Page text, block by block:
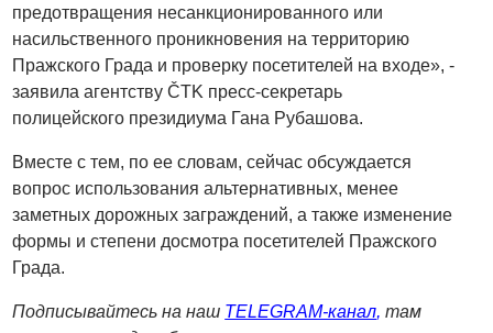
предотвращения несанкционированного или
насильственного проникновения на территорию
Пражского Града и проверку посетителей на входе», -
заявила агентству ČTK пресс-секретарь
полицейского президиума Гана Рубашова.
Вместе с тем, по ее словам, сейчас обсуждается
вопрос использования альтернативных, менее
заметных дорожных заграждений, а также изменение
формы и степени досмотра посетителей Пражского
Града.
Подписывайтесь на наш TELEGRAM-канал, там